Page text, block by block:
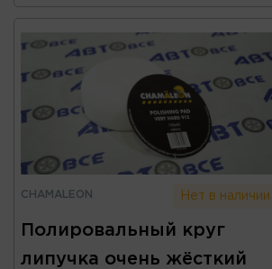
CHAMALEON Нет в наличии
Полировальный круг
липучка очень жёсткий